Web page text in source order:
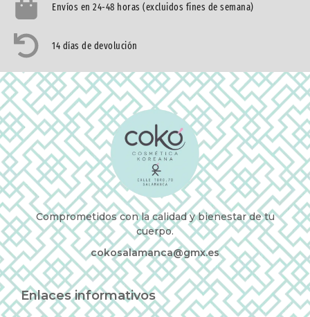
Envíos en 24-48 horas (excluidos fines de semana)
14 días de devolución
Comprometidos con la calidad y bienestar de tu
cuerpo.
cokosalamanca@gmx.es
Enlaces informativos